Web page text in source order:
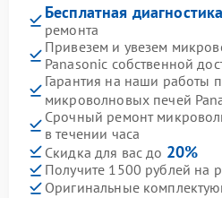
Бесплатная диагностика
ремонта
Привезем и увезем
Panasonic собственной
Гарантия на наши работы
микроволновых печей
Срочный ремонт
в течении часа
Скидка для вас до 20%
Получите 1500 рублей на
Оригинальные